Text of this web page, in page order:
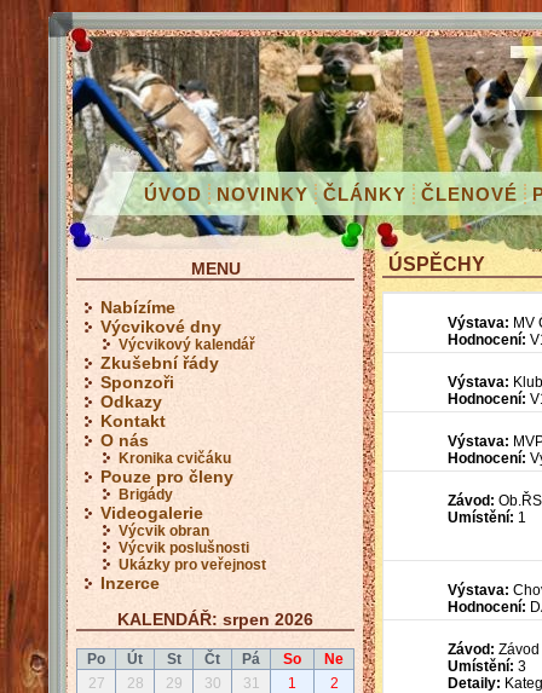
ÚVOD NOVINKY ČLÁNKY ČLENOVÉ
ÚSPĚCHY
Výstava: MV
Hodnocení:
Výstava:
Hodnocení:
Výstava:
Hodnocení:
Závod:
Umístění: 1
Výstava:
Hodnocení:
Závod:
Umístění: 3
Detaily:
MENU
Nabízíme
Výcvikové dny
Výcvikový kalendář
Zkušební řády
Sponzoři
Odkazy
Kontakt
O nás
Kronika cvičáku
Pouze pro členy
Brigády
Videogalerie
Výcvik obran
Výcvik poslušnosti
Ukázky pro veřejnost
Inzerce
KALENDÁŘ: srpen 2026
Po Út St Čt Pá So
Ne
27
28 29 30 31 1
2